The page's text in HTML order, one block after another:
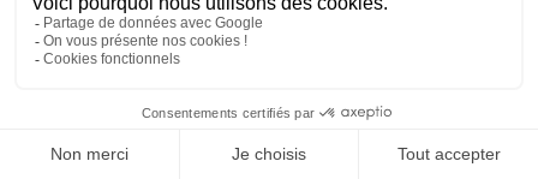
Habillage savon mariage Le Match